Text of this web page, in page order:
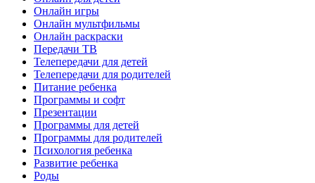
Онлайн игры
Онлайн мультфильмы
Онлайн раскраски
Передачи ТВ
Телепередачи для детей
Телепередачи для родителей
Питание ребенка
Программы и софт
Презентации
Программы для детей
Программы для родителей
Психология ребенка
Развитие ребенка
Роды